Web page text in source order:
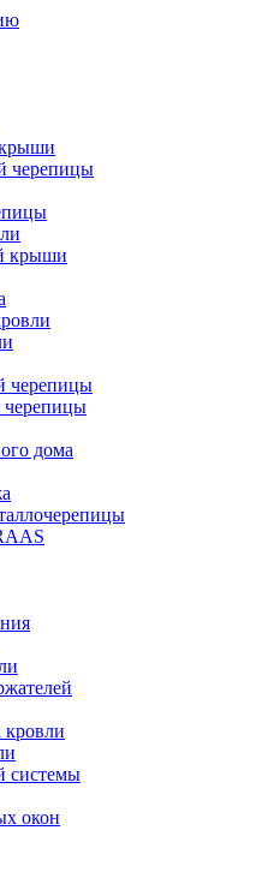
черепицы
крыши
черепицы
черепицы
дома
кровли
системы
окон